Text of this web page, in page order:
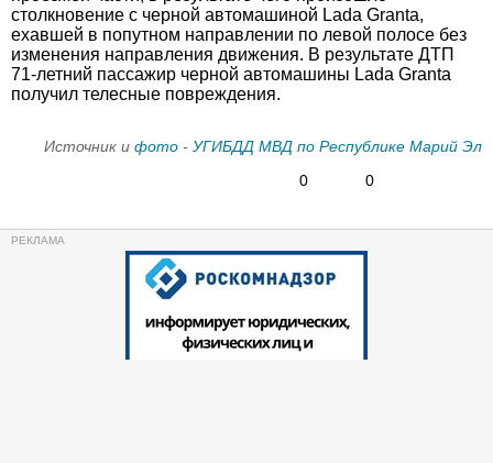
столкновение с черной автомашиной Lada Granta,
ехавшей в попутном направлении по левой полосе без
изменения направления движения. В результате ДТП
71-летний пассажир черной автомашины Lada Granta
получил телесные повреждения.
Источник и фото - УГИБДД МВД по Республике Марий Эл
0
0